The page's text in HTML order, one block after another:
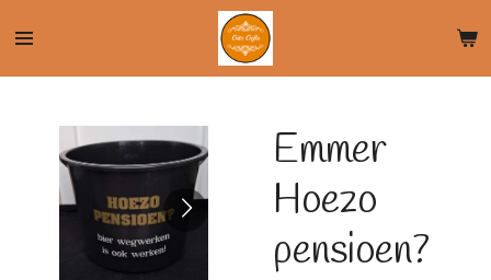
naar
hoofdinhoud
Emmer
Hoezo
pensioen?